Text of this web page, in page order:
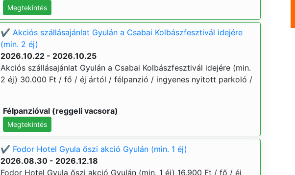
Megtekintés
✔️ Akciós szállásajánlat Gyulán a Csabai Kolbászfesztivál idejére
(min. 2 éj)
2026.10.22 - 2026.10.25
Akciós szállásajánlat Gyulán a Csabai Kolbászfesztivál idejére (min.
2 éj) 30.000 Ft / fő / éj ártól / félpanzió / ingyenes nyitott parkoló /
Félpanzióval (reggeli vacsora)
Megtekintés
✔️ Fodor Hotel Gyula őszi akció Gyulán (min. 1 éj)
2026.08.30 - 2026.12.18
Fodor Hotel Gyula őszi akció Gyulán (min. 1 éj) 16.900 Ft / fő / éj